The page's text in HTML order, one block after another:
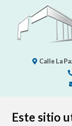
Este sitio
Calle La